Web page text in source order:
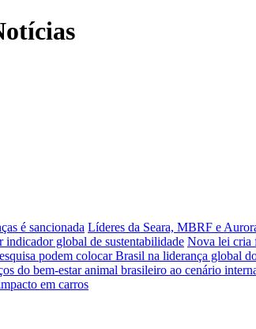
é sancionada Líderes da Seara, MBRF e
indicador global de sustentabilidade Nova lei cria
podem colocar Brasil na liderança global
do bem-estar animal brasileiro ao cenário
em carros